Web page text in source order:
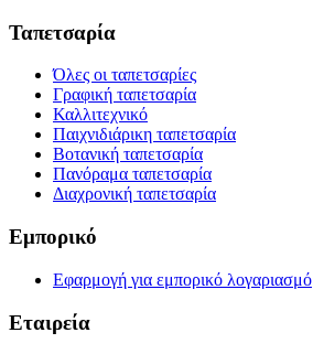
Ταπετσαρία
Όλες οι ταπετσαρίες
Γραφική ταπετσαρία
Καλλιτεχνικό
Παιχνιδιάρικη ταπετσαρία
Βοτανική ταπετσαρία
Πανόραμα ταπετσαρία
Διαχρονική ταπετσαρία
Εμπορικό
Εφαρμογή για εμπορικό λογαριασμό
Εταιρεία